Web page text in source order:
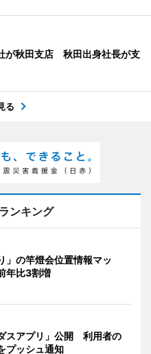
が秋田支店 秋田出身社長が支
る
ンキング
」の竿燈会位置情報マッ
年比3割増
スアプリ」公開 利用者の
プッシュ通知